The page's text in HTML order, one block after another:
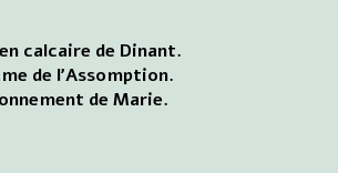
calcaire de Dinant.
de l'Assomption.
de Marie.